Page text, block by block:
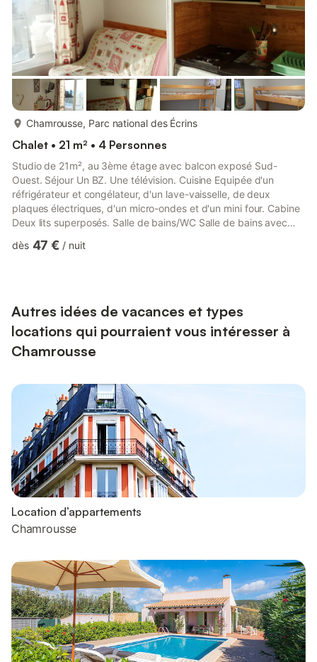
Chamrousse, Parc national des Écrins
Chalet • 21 m² • 4 Personnes
Studio de 21m², au 3ème étage avec balcon exposé Sud-
Ouest. Séjour Un BZ. Une télévision. Cuisine Equipée d'un
réfrigérateur et congélateur, d'un lave-vaisselle, de deux
plaques électriques, d'un micro-ondes et d'un mini four. Cabine
Deux lits superposés. Salle de bains/WC Salle de bains avec
électrique. Volets électriques. Appartement strictement non-
15.0 €...
dès 47 € / nuit
Autres idées de vacances et types
locations qui pourraient vous intéresser à
Chamrousse
Location d’appartements
Chamrousse